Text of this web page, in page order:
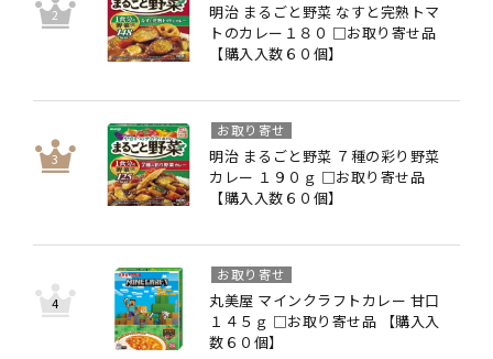
明治 まるごと野菜 なすと完熟トマ
トのカレー１８０ □お取り寄せ品
【購入入数６０個】
明治 まるごと野菜 ７種の彩り野菜
カレー １９０ｇ □お取り寄せ品
【購入入数６０個】
お取り寄せ
丸美屋 マインクラフトカレー 甘口
１４５ｇ □お取り寄せ品 【購入入
数６０個】
お取り寄せ